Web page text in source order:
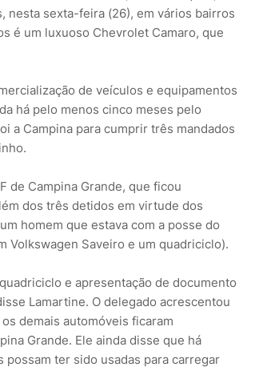
nesta sexta-feira (26), em vários bairros
é um luxuoso Chevrolet Camaro, que
de veículos e equipamentos
há pelo menos cinco meses pelo
a Campina para cumprir três mandados
de Campina Grande, que ficou
dos três detidos em virtude dos
homem que estava com a posse do
Volkswagen Saveiro e um quadriciclo).
e apresentação de documento
Lamartine. O delegado acrescentou
demais automóveis ficaram
Grande. Ele ainda disse que há
ter sido usadas para carregar